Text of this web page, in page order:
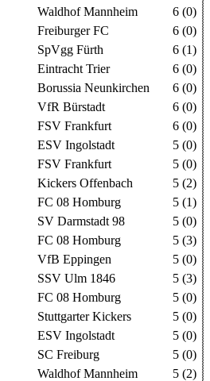
Waldhof Mannheim
6 (0)
Freiburger FC
6 (0)
SpVgg Fürth
6 (1)
Eintracht Trier
6 (0)
Borussia Neunkirchen
6 (0)
VfR Bürstadt
6 (0)
FSV Frankfurt
6 (0)
ESV Ingolstadt
5 (0)
FSV Frankfurt
5 (0)
Kickers Offenbach
5 (2)
FC 08 Homburg
5 (1)
SV Darmstadt 98
5 (0)
FC 08 Homburg
5 (3)
VfB Eppingen
5 (0)
SSV Ulm 1846
5 (3)
FC 08 Homburg
5 (0)
Stuttgarter Kickers
5 (0)
ESV Ingolstadt
5 (0)
SC Freiburg
5 (0)
Waldhof Mannheim
5 (2)